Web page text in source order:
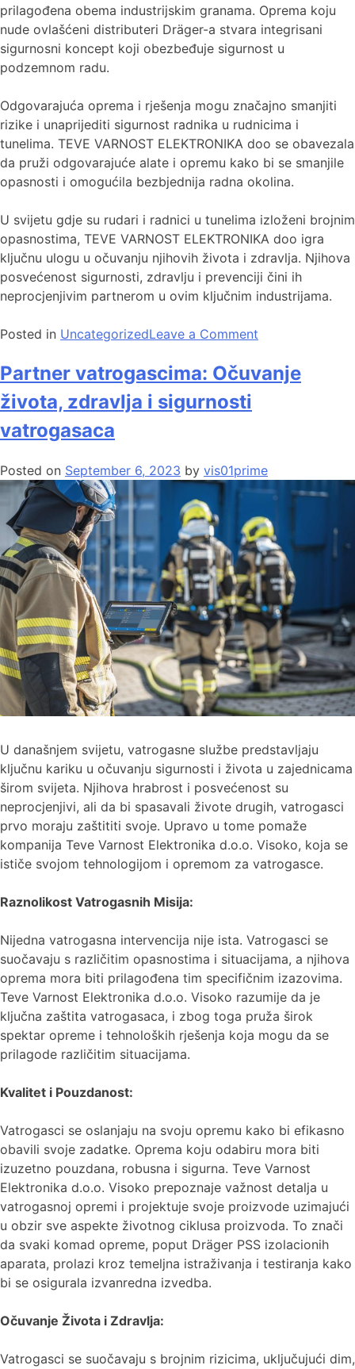
prilagođena obema industrijskim granama. Oprema koju
nude ovlašćeni distributeri Dräger-a stvara integrisani
sigurnosni koncept koji obezbeđuje sigurnost u
podzemnom radu.
Odgovarajuća oprema i rješenja mogu značajno smanjiti
rizike i unaprijediti sigurnost radnika u rudnicima i
tunelima. TEVE VARNOST ELEKTRONIKA doo se obavezala
da pruži odgovarajuće alate i opremu kako bi se smanjile
opasnosti i omogućila bezbjednija radna okolina.
U svijetu gdje su rudari i radnici u tunelima izloženi brojnim
opasnostima, TEVE VARNOST ELEKTRONIKA doo igra
ključnu ulogu u očuvanju njihovih života i zdravlja. Njihova
posvećenost sigurnosti, zdravlju i prevenciji čini ih
neprocjenjivim partnerom u ovim ključnim industrijama.
Posted in UncategorizedLeave a Comment
Partner vatrogascima: Očuvanje
života, zdravlja i sigurnosti
vatrogasaca
Posted on September 6, 2023 by vis01prime
U današnjem svijetu, vatrogasne službe predstavljaju
ključnu kariku u očuvanju sigurnosti i života u zajednicama
širom svijeta. Njihova hrabrost i posvećenost su
neprocjenjivi, ali da bi spasavali živote drugih, vatrogasci
prvo moraju zaštititi svoje. Upravo u tome pomaže
kompanija Teve Varnost Elektronika d.o.o. Visoko, koja se
ističe svojom tehnologijom i opremom za vatrogasce.
Raznolikost Vatrogasnih Misija:
Nijedna vatrogasna intervencija nije ista. Vatrogasci se
suočavaju s različitim opasnostima i situacijama, a njihova
oprema mora biti prilagođena tim specifičnim izazovima.
Teve Varnost Elektronika d.o.o. Visoko razumije da je
ključna zaštita vatrogasaca, i zbog toga pruža širok
spektar opreme i tehnoloških rješenja koja mogu da se
prilagode različitim situacijama.
Kvalitet i Pouzdanost:
Vatrogasci se oslanjaju na svoju opremu kako bi efikasno
obavili svoje zadatke. Oprema koju odabiru mora biti
izuzetno pouzdana, robusna i sigurna. Teve Varnost
Elektronika d.o.o. Visoko prepoznaje važnost detalja u
vatrogasnoj opremi i projektuje svoje proizvode uzimajući
u obzir sve aspekte životnog ciklusa proizvoda. To znači
da svaki komad opreme, poput Dräger PSS izolacionih
aparata, prolazi kroz temeljna istraživanja i testiranja kako
bi se osigurala izvanredna izvedba.
Očuvanje Života i Zdravlja:
Vatrogasci se suočavaju s brojnim rizicima, uključujući dim,